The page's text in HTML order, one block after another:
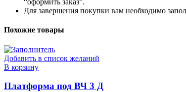
“оформить заказ”.
Для завершения покупки вам необходимо
Похожие товары
Добавить в список желаний
В корзину
Платформа под ВЧ 3 Д